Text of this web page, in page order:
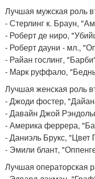
Лучшая мужская роль
- Стерлинг к. Браун,
- Роберт де ниро,
- Роберт дауни - мл.,
- Райан гослинг,
- Марк руффало,
Лучшая женская роль
- Джоди фостер,
- Давайн Джой
- Америка феррера,
- Даниэль Брукс, "Цвет
- Эмили блант,
Лучшая операторская